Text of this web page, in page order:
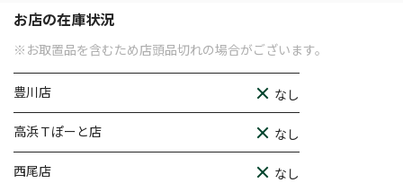
お店の在庫状況
※お取置品を含むため店頭品切れの場合がございます。
豊川店 なし
高浜Ｔぽーと店 なし
西尾店 なし